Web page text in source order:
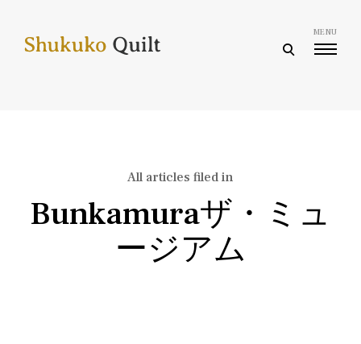
content
open
MENU
All articles filed in
Bunkamuraザ・ミュ
ージアム